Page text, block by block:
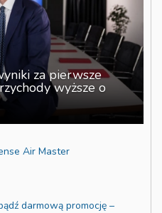
za pierwsze
wyższe o
Air Master
darmową promocję –